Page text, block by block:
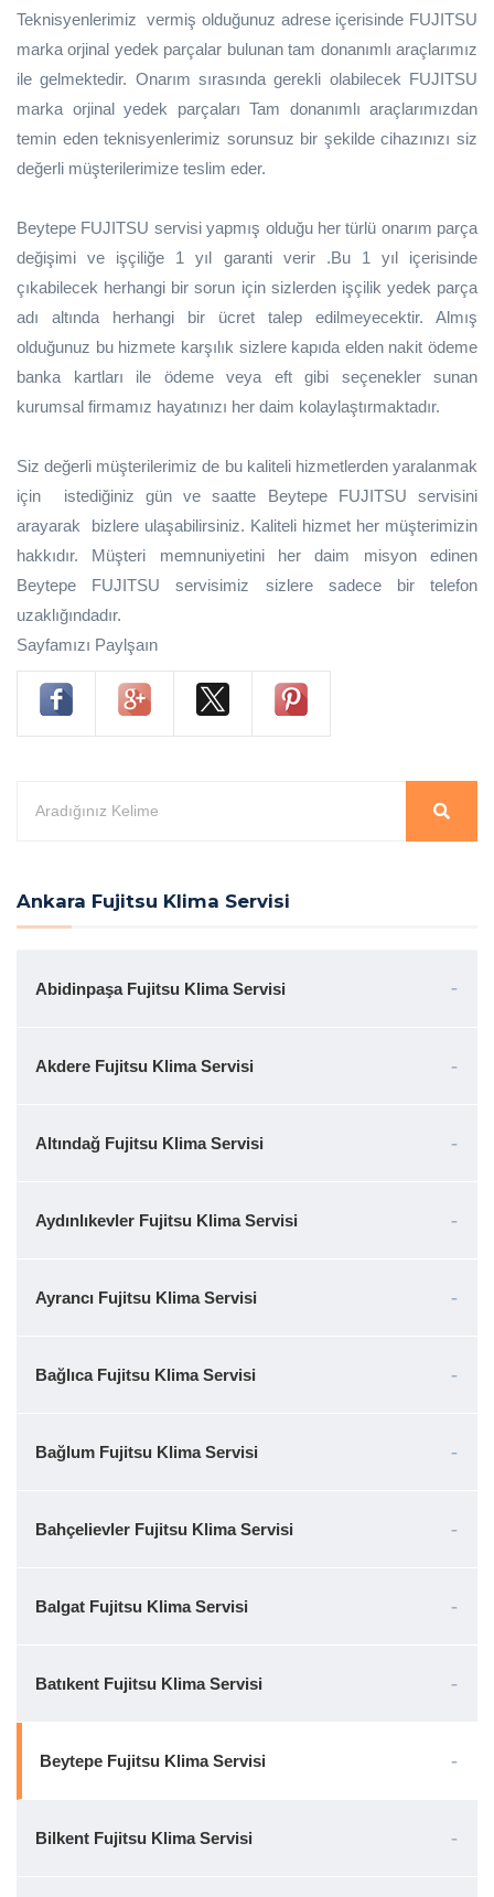
Teknisyenlerimiz vermiş olduğunuz adrese içerisinde FUJITSU
marka orjinal yedek parçalar bulunan tam donanımlı araçlarımız
ile gelmektedir. Onarım sırasında gerekli olabilecek FUJITSU
marka orjinal yedek parçaları Tam donanımlı araçlarımızdan
temin eden teknisyenlerimiz sorunsuz bir şekilde cihazınızı siz
değerli müşterilerimize teslim eder.
Beytepe FUJITSU servisi yapmış olduğu her türlü onarım parça
değişimi ve işçiliğe 1 yıl garanti verir .Bu 1 yıl içerisinde
çıkabilecek herhangi bir sorun için sizlerden işçilik yedek parça
adı altında herhangi bir ücret talep edilmeyecektir. Almış
olduğunuz bu hizmete karşılık sizlere kapıda elden nakit ödeme
banka kartları ile ödeme veya eft gibi seçenekler sunan
kurumsal firmamız hayatınızı her daim kolaylaştırmaktadır.
Siz değerli müşterilerimiz de bu kaliteli hizmetlerden yaralanmak
için istediğiniz gün ve saatte Beytepe FUJITSU servisini
arayarak bizlere ulaşabilirsiniz. Kaliteli hizmet her müşterimizin
hakkıdır. Müşteri memnuniyetini her daim misyon edinen
Beytepe FUJITSU servisimiz sizlere sadece bir telefon
uzaklığındadır.
Sayfamızı Paylşaın
Ankara Fujitsu Klima Servisi
Abidinpaşa Fujitsu Klima Servisi
Akdere Fujitsu Klima Servisi
Altındağ Fujitsu Klima Servisi
Aydınlıkevler Fujitsu Klima Servisi
Ayrancı Fujitsu Klima Servisi
Bağlıca Fujitsu Klima Servisi
Bağlum Fujitsu Klima Servisi
Bahçelievler Fujitsu Klima Servisi
Balgat Fujitsu Klima Servisi
Batıkent Fujitsu Klima Servisi
Beytepe Fujitsu Klima Servisi
Bilkent Fujitsu Klima Servisi